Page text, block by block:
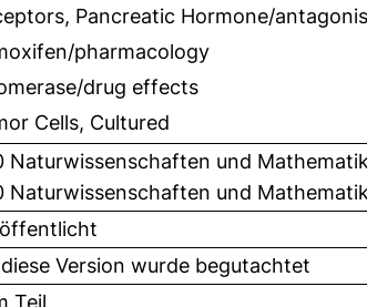
Pancreatic Hormone/
pharmacology
drug effects
Cells, Cultured
Naturwissenschaften und
Naturwissenschaften und
Version wurde begutachtet